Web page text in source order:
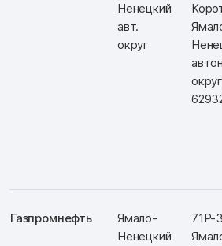
Ненецкий
авт.
округ
Газпромнефть
Ямало-
Ненецкий
71Р-